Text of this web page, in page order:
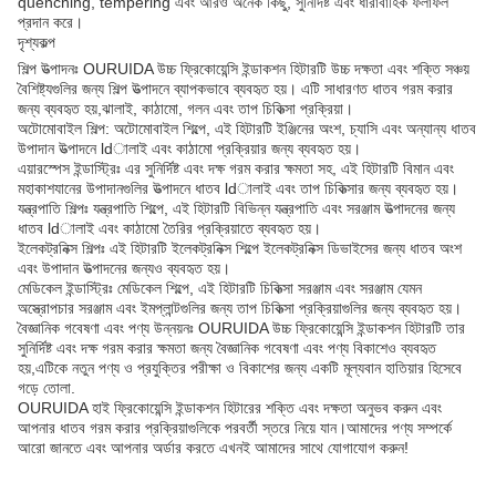
প্রদান করে।
দৃশ্যকল্প
শিল্প উত্পাদনঃ OURUIDA উচ্চ ফ্রিকোয়েন্সি ইন্ডাকশন হিটারটি উচ্চ দক্ষতা এবং শক্তি সঞ্চয়
বৈশিষ্ট্যগুলির জন্য শিল্প উত্পাদনে ব্যাপকভাবে ব্যবহৃত হয়। এটি সাধারণত ধাতব গরম করার
জন্য ব্যবহৃত হয়,ঝালাই, কাঠামো, গলন এবং তাপ চিকিত্সা প্রক্রিয়া।
অটোমোবাইল শিল্প: অটোমোবাইল শিল্পে, এই হিটারটি ইঞ্জিনের অংশ, চ্যাসি এবং অন্যান্য ধাতব
উপাদান উত্পাদনে ldালাই এবং কাঠামো প্রক্রিয়ার জন্য ব্যবহৃত হয়।
এয়ারস্পেস ইন্ডাস্ট্রিঃ এর সুনির্দিষ্ট এবং দক্ষ গরম করার ক্ষমতা সহ, এই হিটারটি বিমান এবং
মহাকাশযানের উপাদানগুলির উত্পাদনে ধাতব ldালাই এবং তাপ চিকিত্সার জন্য ব্যবহৃত হয়।
যন্ত্রপাতি শিল্পঃ যন্ত্রপাতি শিল্পে, এই হিটারটি বিভিন্ন যন্ত্রপাতি এবং সরঞ্জাম উত্পাদনের জন্য
ধাতব ldালাই এবং কাঠামো তৈরির প্রক্রিয়াতে ব্যবহৃত হয়।
ইলেকট্রনিক্স শিল্পঃ এই হিটারটি ইলেকট্রনিক্স শিল্পে ইলেকট্রনিক্স ডিভাইসের জন্য ধাতব অংশ
এবং উপাদান উত্পাদনের জন্যও ব্যবহৃত হয়।
মেডিকেল ইন্ডাস্ট্রিঃ মেডিকেল শিল্পে, এই হিটারটি চিকিত্সা সরঞ্জাম এবং সরঞ্জাম যেমন
অস্ত্রোপচার সরঞ্জাম এবং ইমপ্লান্টগুলির জন্য তাপ চিকিত্সা প্রক্রিয়াগুলির জন্য ব্যবহৃত হয়।
বৈজ্ঞানিক গবেষণা এবং পণ্য উন্নয়নঃ OURUIDA উচ্চ ফ্রিকোয়েন্সি ইন্ডাকশন হিটারটি তার
সুনির্দিষ্ট এবং দক্ষ গরম করার ক্ষমতা জন্য বৈজ্ঞানিক গবেষণা এবং পণ্য বিকাশেও ব্যবহৃত
হয়,এটিকে নতুন পণ্য ও প্রযুক্তির পরীক্ষা ও বিকাশের জন্য একটি মূল্যবান হাতিয়ার হিসেবে
গড়ে তোলা.
OURUIDA হাই ফ্রিকোয়েন্সি ইন্ডাকশন হিটারের শক্তি এবং দক্ষতা অনুভব করুন এবং
আপনার ধাতব গরম করার প্রক্রিয়াগুলিকে পরবর্তী স্তরে নিয়ে যান।আমাদের পণ্য সম্পর্কে
আরো জানতে এবং আপনার অর্ডার করতে এখনই আমাদের সাথে যোগাযোগ করুন!